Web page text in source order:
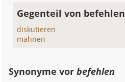
Gegenteil von befehlen
diskutieren
mahnen
Synonyme vorbefehlen